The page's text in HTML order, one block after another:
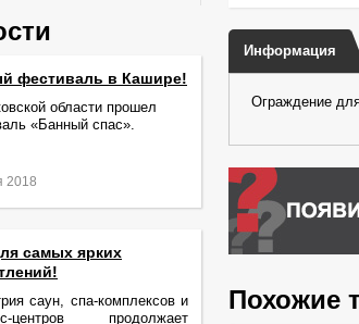
Информация
Ограждение
Похожие
фестиваль в Кашире!
области прошел
«Банный спас».
2018
самых ярких
саун, спа-комплексов и
центров продолжает